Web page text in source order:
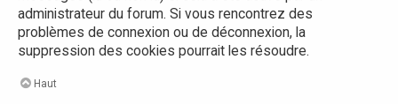
administrateur du forum. Si vous rencontrez des
problèmes de connexion ou de déconnexion, la
suppression des cookies pourrait les résoudre.
Haut